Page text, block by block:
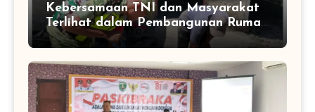
Kebersamaan TNI dan Masyarakat
Terlihat dalam Pembangunan Rumah
di Desa Tanoh Merah